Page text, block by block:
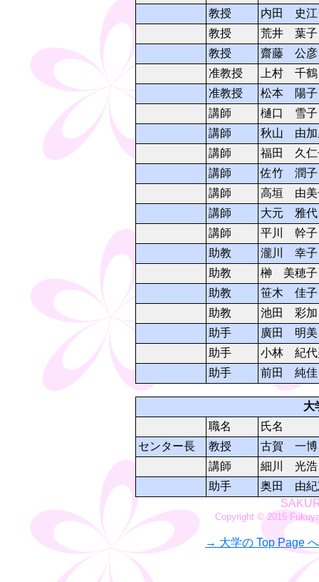
教授
内田 史江
教授
荒井 葉子
教授
齋藤 公彦
准教授
上村 千鶴
准教授
松本 陽子
講師
樋口 雪子
講師
秋山 由加
講師
福田 久仁
講師
佐竹 潤子
講師
高垣 由美
講師
大元 雅代
講師
平川 幹子
助教
瀧川 幸子
助教
榊 美穂子
助教
笹木 佳子
助教
池田 彩加
助手
廣田 明美
助手
小林 紀代
助手
前田 純佳
大
職名
氏名
センター長
教授
古賀 一博
講師
細川 光浩
助手
奥田 由紀
Copyright © 2015
→ 大学の Top Page へ